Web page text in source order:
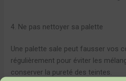
4. Ne pas nettoyer sa palette
Une palette sale peut fausser vos
régulièrement pour éviter les
conserver la pureté des teintes.